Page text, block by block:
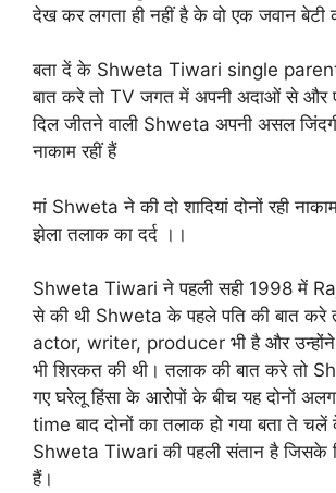
देख कर लगता ही नहीं है के वो एक जवान बेटी
बता दें के Shweta Tiwari single parent
बात करे तो TV जगत में अपनी अदाओं से और
दिल जीतने वाली Shweta अपनी असल
नाकाम रहीं हैं
मां Shweta ने की दो शादियां दोनों रही
झेला तलाक का दर्द ।।
Shweta Tiwari ने पहली सही 1998 में
से की थी Shweta के पहले पति की बात करे
actor, writer, producer भी है और
भी शिरकत की थी। तलाक की बात करे तो
गए घरेलू हिंसा के आरोपों के बीच यह दोनों
time बाद दोनों का तलाक हो गया बता ते
Shweta Tiwari की पहली संतान है जिसके
हैं।